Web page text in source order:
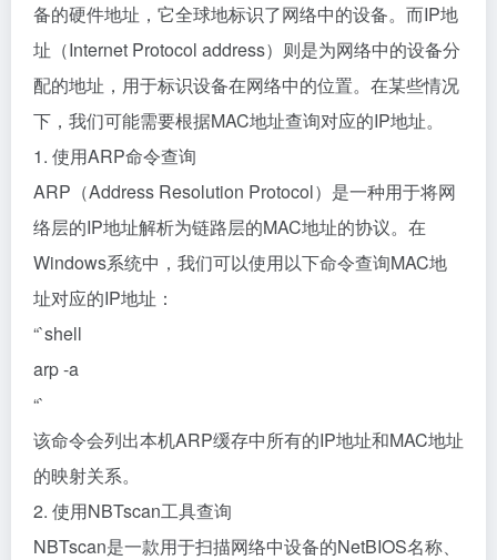
备的硬件地址，它全球地标识了网络中的设备。而IP地
址（Internet Protocol address）则是为网络中的设备分
配的地址，用于标识设备在网络中的位置。在某些情况
下，我们可能需要根据MAC地址查询对应的IP地址。
1. 使用ARP命令查询
ARP（Address Resolution Protocol）是一种用于将网
络层的IP地址解析为链路层的MAC地址的协议。在
Windows系统中，我们可以使用以下命令查询MAC地
址对应的IP地址：
“`shell
arp -a
“`
该命令会列出本机ARP缓存中所有的IP地址和MAC地址
的映射关系。
2. 使用NBTscan工具查询
NBTscan是一款用于扫描网络中设备的NetBIOS名称、